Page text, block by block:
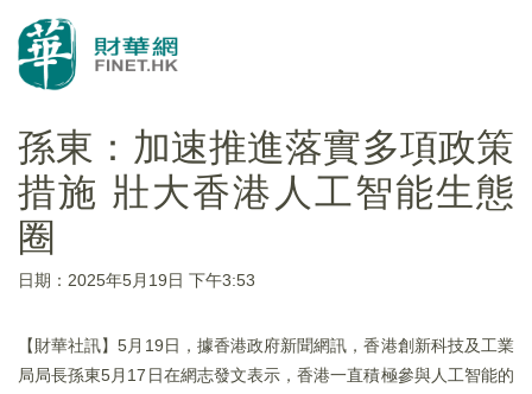
孫東：加速推進落實多項政策
措施 壯大香港人工智能生態
圈
日期：2025年5月19日 下午3:53
【財華社訊】5月19日，據香港政府新聞網訊，香港創新科技及工業
局局長孫東5月17日在網志發文表示，香港一直積極參與人工智能的